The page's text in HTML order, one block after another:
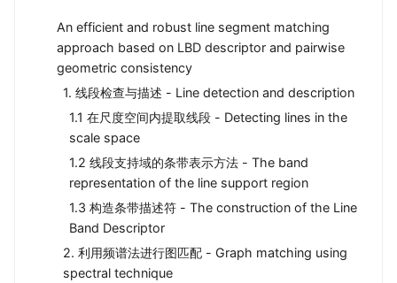
An efficient and robust line segment matching
approach based on LBD descriptor and pairwise
geometric consistency
1. 线段检查与描述 - Line detection and description
1.1 在尺度空间内提取线段 - Detecting lines in the
scale space
1.2 线段支持域的条带表示方法 - The band
representation of the line support region
1.3 构造条带描述符 - The construction of the Line
Band Descriptor
2. 利用频谱法进行图匹配 - Graph matching using
spectral technique